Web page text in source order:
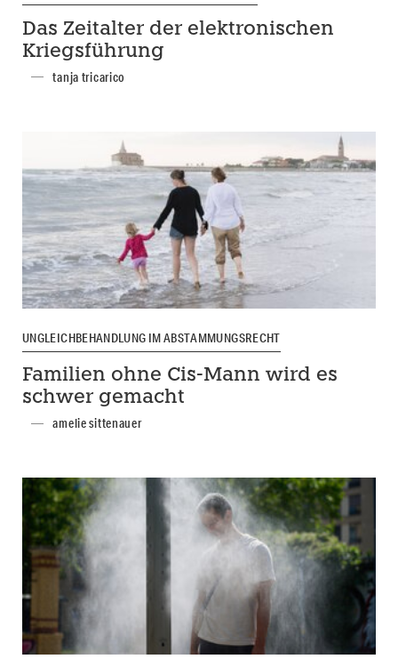
Das Zeitalter der elektronischen
Kriegsführung
tanja tricarico
UNGLEICHBEHANDLUNG IM ABSTAMMUNGSRECHT
Familien ohne Cis-Mann wird es
schwer gemacht
amelie sittenauer